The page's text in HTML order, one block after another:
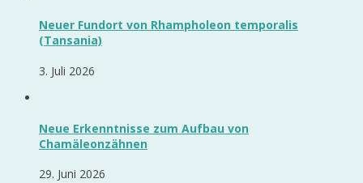
Neuer Fundort von Rhampholeon temporalis
(Tansania)
3. Juli 2026
Neue Erkenntnisse zum Aufbau von
Chamäleonzähnen
29. Juni 2026